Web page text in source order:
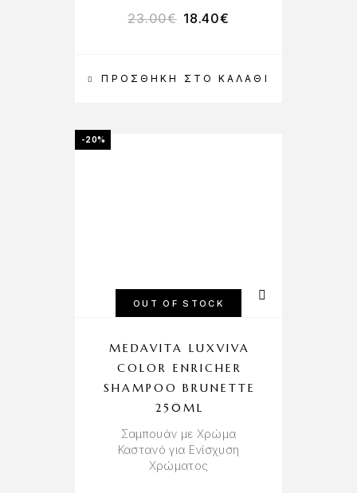
ΠΡΟΣΘΉΚΗ ΣΤΟ ΚΑΛΆΘΙ
23.00€ 18.40€
-20%
OUT OF STOCK
MEDAVITA LUXVIVA
COLOR ENRICHER
SHAMPOO BRUNETTE
250ML
Σαμπουάν με Χρώμα
Καστανό για Ενίσχυση
Χρώματος